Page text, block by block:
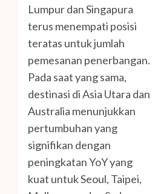
Lumpur dan Singapura
terus menempati posisi
teratas untuk jumlah
pemesanan penerbangan.
Pada saat yang sama,
destinasi di Asia Utara dan
Australia menunjukkan
pertumbuhan yang
signifikan dengan
peningkatan YoY yang
kuat untuk Seoul, Taipei,